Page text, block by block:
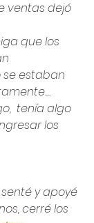
que los
estaban
tenía algo
los
y apoyé
cerré los